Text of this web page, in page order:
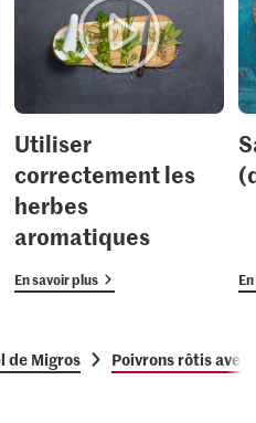
Utiliser
correctement les
herbes
aromatiques
En savoir plus
de Migros Poivrons rôtis avec